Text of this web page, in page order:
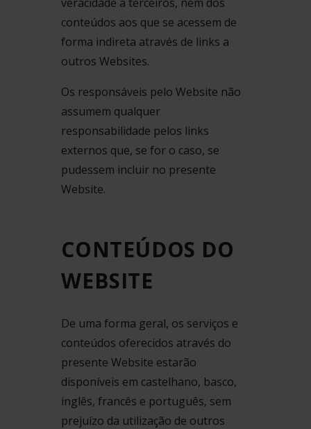
conteúdos aos que se acessem de
forma indireta através de links a
outros Websites.
Os responsáveis pelo Website não
assumem qualquer
responsabilidade pelos links
externos que, se for o caso, se
pudessem incluir no presente
Website.
CONTEÚDOS DO
WEBSITE
De uma forma geral, os serviços e
conteúdos oferecidos através do
presente Website estarão
disponíveis em castelhano, basco,
inglês, francês e português, sem
prejuízo da utilização de outros